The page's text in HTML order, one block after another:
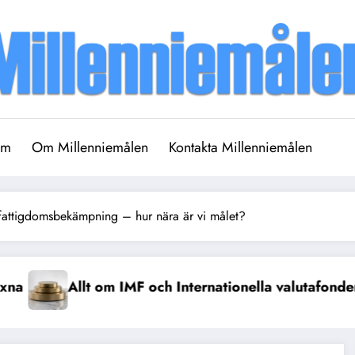
Om Millenniemålen Kontakta Millenniemålen
– hur nära är vi målet?
valutafonden Mässlingen är tillbaka i